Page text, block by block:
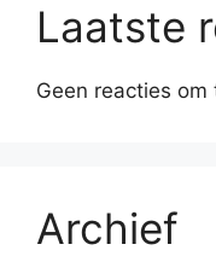
Laatste
Geen reacties om
Archief